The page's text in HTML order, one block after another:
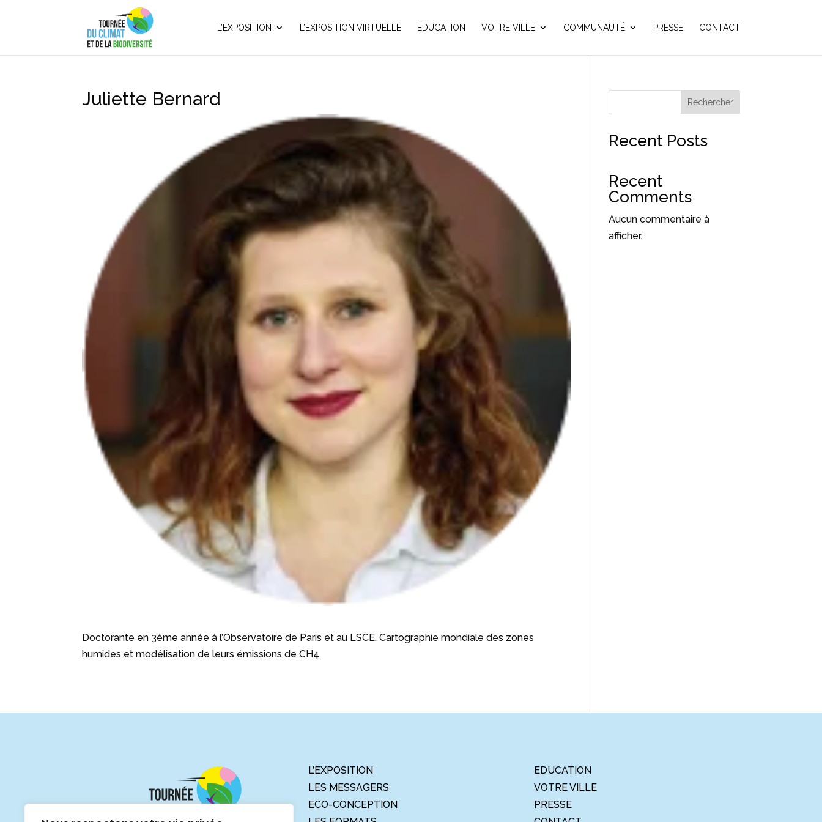
L’EXPOSITION L’EXPOSITION VIRTUELLE EDUCATION VOTRE VILLE COMMUNAUTÉ PRESSE CONTACT
Juliette Bernard
Doctorante en 3ème année à l’Observatoire de Paris et au LSCE. Cartographie mondiale des zones
humides et modélisation de leurs émissions de CH4.
Rechercher
Recent Posts
Recent
Comments
Aucun commentaire à
afficher.
L’EXPOSITION
LES MESSAGERS
ECO-CONCEPTION
EDUCATION
VOTRE VILLE
PRESSE